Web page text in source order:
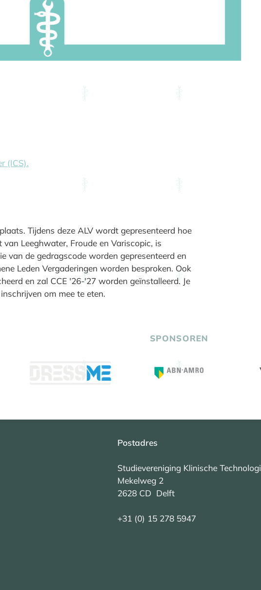
(ICS).
Tijdens deze ALV wordt gepresenteerd hoe
van Leeghwater, Froude en Variscopic, is
van de gedragscode worden gepresenteerd en
Leden Vergaderingen worden besproken. Ook
en zal CCE '26-'27 worden geïnstalleerd. Je
om mee te eten.
SPONSOREN
Postadres
Studievereniging Klinische
Mekelweg 2
2628 CD Delft
+31 (0) 15 278 5947